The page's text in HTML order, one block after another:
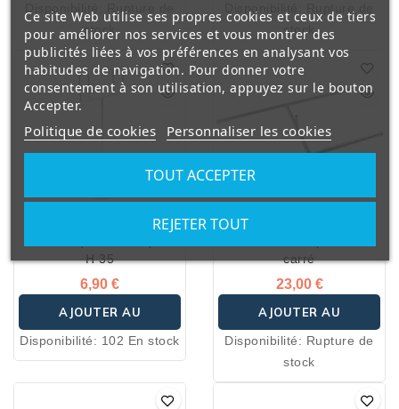
PANIER
Disponibilité:
Rupture de
stock
PANIER
Disponibilité:
Rupture de
stock
H 35
6,90 €
AJOUTER AU
PANIER
Disponibilité: 102 En stock
carré
23,00 €
AJOUTER AU
PANIER
Disponibilité: Rupture de
stock
Ce site Web utilise ses propres cookies et ceux de tiers
pour améliorer nos services et vous montrer des
publicités liées à vos préférences en analysant vos
habitudes de navigation. Pour donner votre
consentement à son utilisation, appuyez sur le bouton
Accepter.
Politique de cookies Personnaliser les cookies
REJETER TOUT
TOUT ACCEPTER